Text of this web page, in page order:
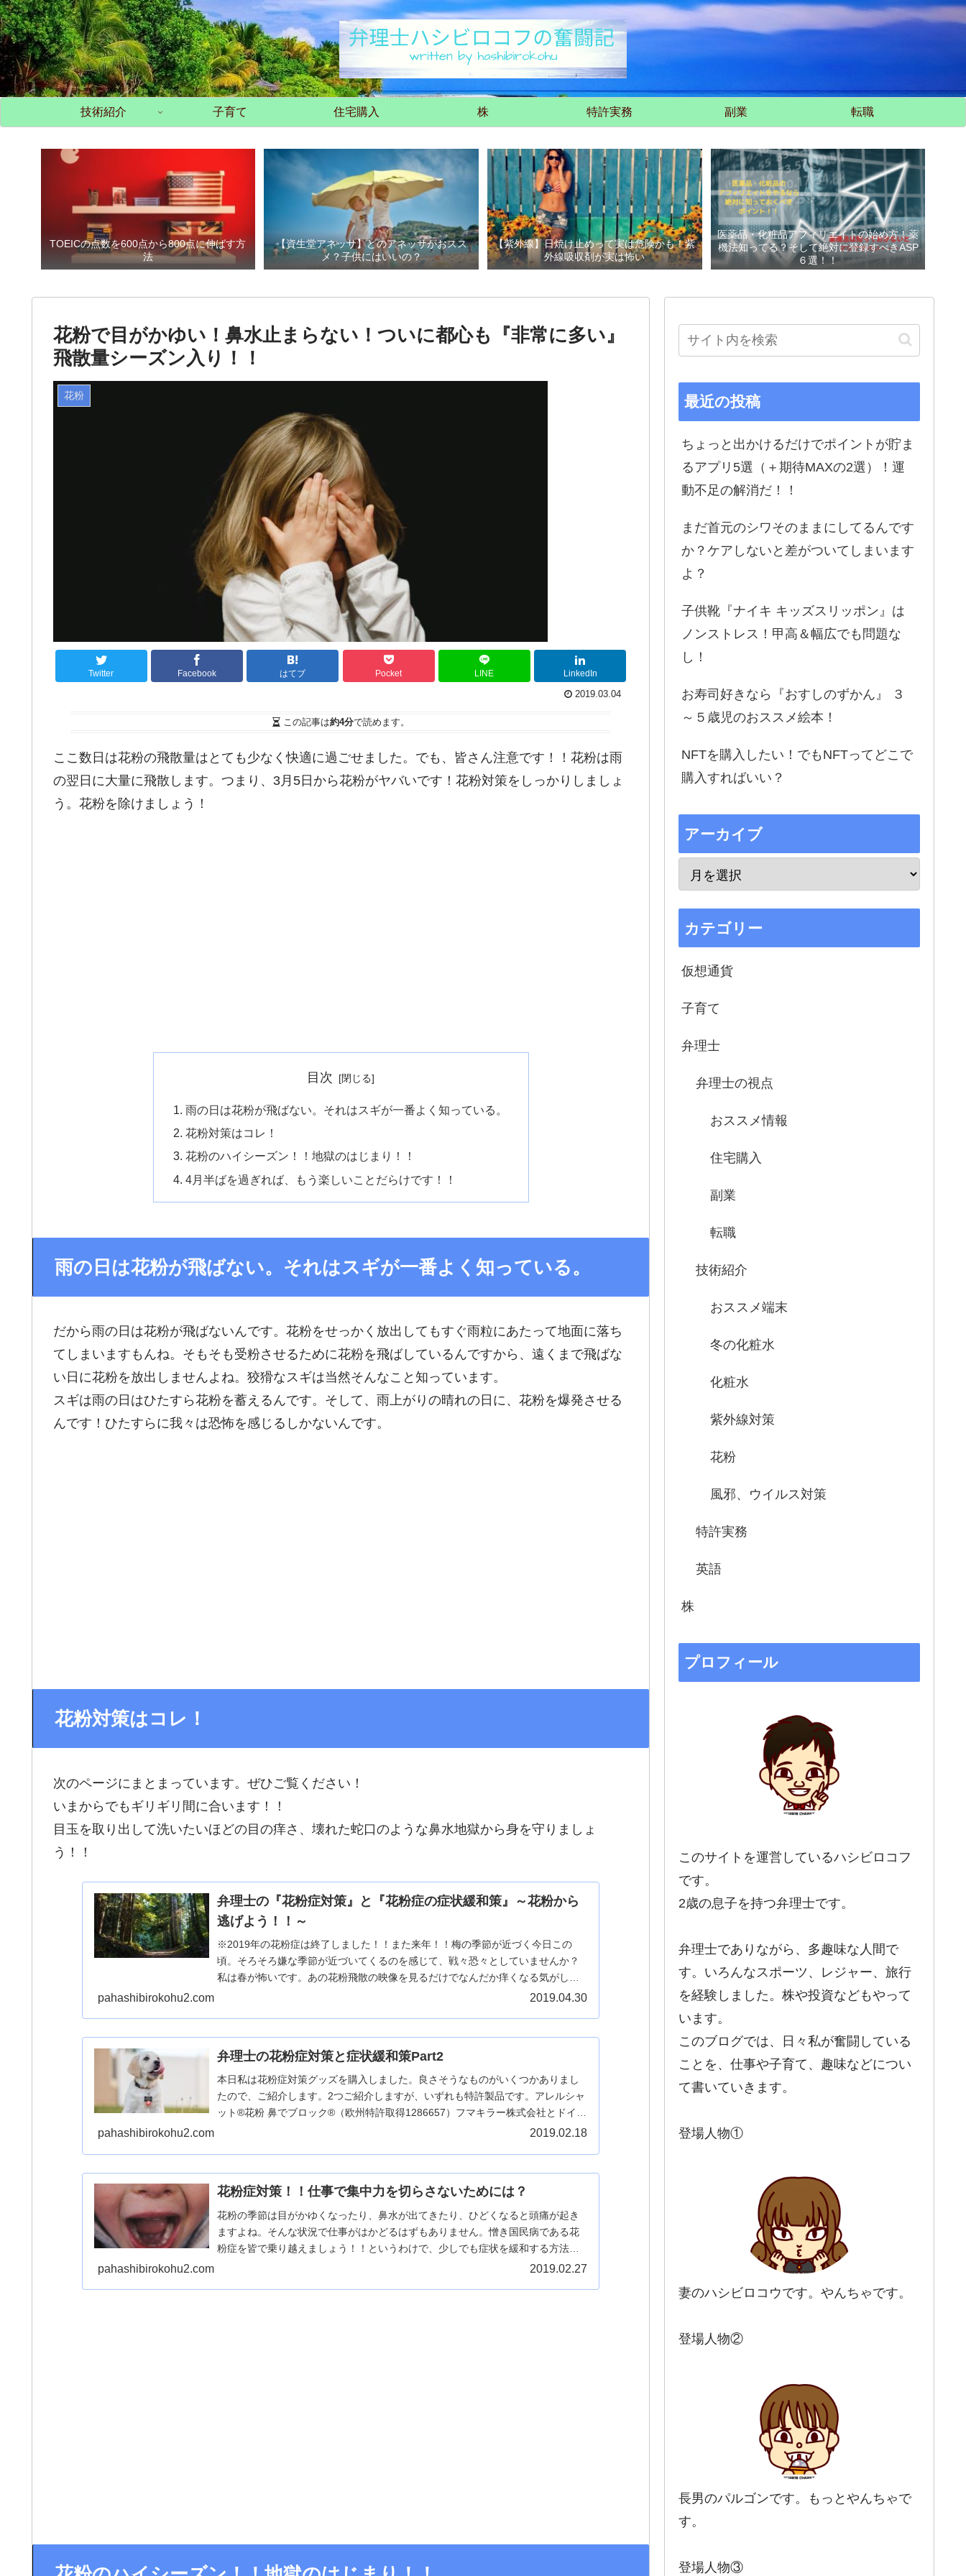
技術紹介 子育て 住宅購入 株 特許実務 副業 転職
TOEICの点数を600点から800点に伸ばす方
法
【資生堂アネッサ】どのアネッサがおスス
メ？子供にはいいの？
【紫外線】日焼け止めって実は危険かも！紫
外線吸収剤が実は怖い
医薬品・化粧品アフィリエイトの始め方！薬
機法知ってる？そして絶対に登録すべきASP
６選！！
花粉で目がかゆい！鼻水止まらない！ついに都心も『非常に多い』
飛散量シーズン入り！！
花粉
Twitter Facebook はてブ Pocket LINE LinkedIn
2019.03.04
この記事は約4分で読めます。
ここ数日は花粉の飛散量はとても少なく快適に過ごせました。でも、皆さん注意です！！花粉は雨
の翌日に大量に飛散します。つまり、3月5日から花粉がヤバいです！花粉対策をしっかりしましょ
う。花粉を除けましょう！
目次
雨の日は花粉が飛ばない。それはスギが一番よく知っている。
花粉対策はコレ！
花粉のハイシーズン！！地獄のはじまり！！
4月半ばを過ぎれば、もう楽しいことだらけです！！
雨の日は花粉が飛ばない。それはスギが一番よく知っている。
だから雨の日は花粉が飛ばないんです。花粉をせっかく放出してもすぐ雨粒にあたって地面に落ち
てしまいますもんね。そもそも受粉させるために花粉を飛ばしているんですから、遠くまで飛ばな
い日に花粉を放出しませんよね。狡猾なスギは当然そんなこと知っています。
スギは雨の日はひたすら花粉を蓄えるんです。そして、雨上がりの晴れの日に、花粉を爆発させる
んです！ひたすらに我々は恐怖を感じるしかないんです。
花粉対策はコレ！
次のページにまとまっています。ぜひご覧ください！
いまからでもギリギリ間に合います！！
目玉を取り出して洗いたいほどの目の痒さ、壊れた蛇口のような鼻水地獄から身を守りましょ
う！！
弁理士の『花粉症対策』と『花粉症の症状緩和策』～花粉から
逃げよう！！～
※2019年の花粉症は終了しました！！また来年！！梅の季節が近づく今日この
頃。そろそろ嫌な季節が近づいてくるのを感じて、戦々恐々としていませんか？
私は春が怖いです。あの花粉飛散の映像を見るだけでなんだか痒くなる気がしま
pahashibirokohu2.com 2019.04.30
弁理士の花粉症対策と症状緩和策Part2
本日私は花粉症対策グッズを購入しました。良さそうなものがいくつかありまし
たので、ご紹介します。2つご紹介しますが、いずれも特許製品です。アレルシャ
ット®花粉 鼻でブロック®（欧州特許取得1286657）フマキラー株式会社とドイツ
pahashibirokohu2.com 2019.02.18
花粉症対策！！仕事で集中力を切らさないためには？
花粉の季節は目がかゆくなったり、鼻水が出てきたり、ひどくなると頭痛が起き
ますよね。そんな状況で仕事がはかどるはずもありません。憎き国民病である花
粉症を皆で乗り越えましょう！！というわけで、少しでも症状を緩和する方法を
pahashibirokohu2.com 2019.02.27
最近の投稿
ちょっと出かけるだけでポイントが貯ま
るアプリ5選（＋期待MAXの2選）！運
動不足の解消だ！！
まだ首元のシワそのままにしてるんです
か？ケアしないと差がついてしまいます
よ？
子供靴『ナイキ キッズスリッポン』は
ノンストレス！甲高＆幅広でも問題な
し！
お寿司好きなら『おすしのずかん』 ３
～５歳児のおススメ絵本！
NFTを購入したい！でもNFTってどこで
購入すればいい？
アーカイブ
カテゴリー
仮想通貨
子育て
弁理士
弁理士の視点
おススメ情報
住宅購入
副業
転職
技術紹介
おススメ端末
冬の化粧水
化粧水
紫外線対策
花粉
風邪、ウイルス対策
特許実務
英語
株
プロフィール
このサイトを運営しているハシビロコフ
です。
2歳の息子を持つ弁理士です。
弁理士でありながら、多趣味な人間で
す。いろんなスポーツ、レジャー、旅行
を経験しました。株や投資などもやって
います。
このブログでは、日々私が奮闘している
ことを、仕事や子育て、趣味などについ
て書いていきます。
登場人物①
妻のハシビロコウです。やんちゃです。
登場人物②
長男のパルゴンです。もっとやんちゃで
す。
登場人物③